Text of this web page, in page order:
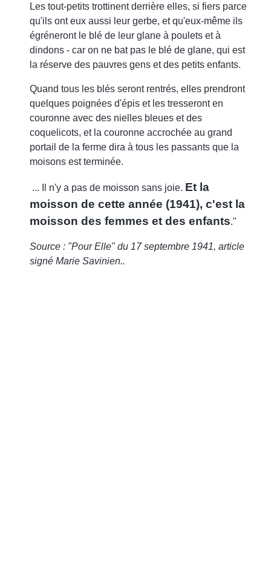
Les tout-petits trottinent derrière elles, si fiers parce
qu'ils ont eux aussi leur gerbe, et qu'eux-même ils
égréneront le blé de leur glane à poulets et à
dindons - car on ne bat pas le blé de glane, qui est
la réserve des pauvres gens et des petits enfants.
Quand tous les blés seront rentrés, elles prendront
quelques poignées d'épis et les tresseront en
couronne avec des nielles bleues et des
coquelicots, et la couronne accrochée au grand
portail de la ferme dira à tous les passants que la
moisons est terminée.
... Il n'y a pas de moisson sans joie. Et la
moisson de cette année (1941), c'est la
moisson des femmes et des enfants."
Source : "Pour Elle" du 17 septembre 1941, article
signé Marie Savinien..